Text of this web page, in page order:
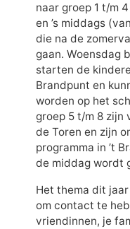
naar groep 1 t/m
en ’s middags
die na de
gaan. Woensdag
starten de
Brandpunt en
worden op het
groep 5 t/m 8 zijn
de Toren en zijn
programma in ’t
de middag wordt
Het thema dit jaar
om contact te
vriendinnen, je